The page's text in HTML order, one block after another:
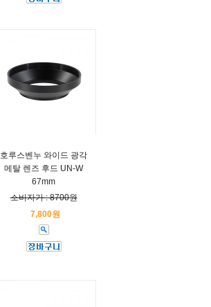
호루스벤누 와이드 광각
메탈 렌즈 후드 UN-W
67mm
소비자가 : 8700원
7,800원